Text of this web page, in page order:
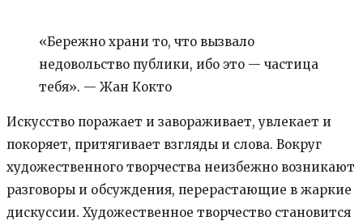
«Бережно храни то, что вызвало
недовольство публики, ибо это — частица
тебя». — Жан Кокто
Искусство поражает и завораживает, увлекает и
покоряет, притягивает взгляды и слова. Вокруг
художественного творчества неизбежно возникают
разговоры и обсуждения, перерастающие в жаркие
дискуссии. Художественное творчество становится